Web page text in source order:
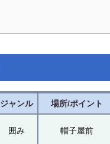
ジャンル 場所/ポイント
囲み 帽子屋前